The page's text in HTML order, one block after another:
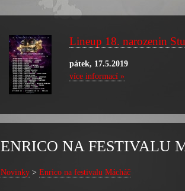
Lineup 18. narozenin
pátek, 17.5.2019
více informací »
ENRICO NA FESTIVALU
Novinky > Enrico na festivalu Mácháč